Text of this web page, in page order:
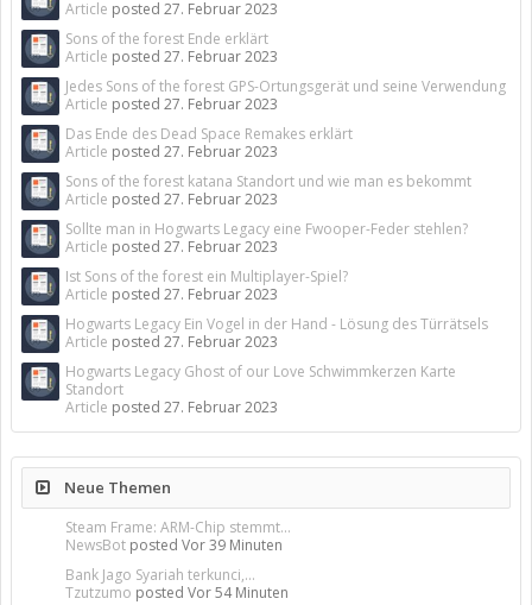
Article posted 27. Februar 2023
Sons of the forest Ende erklärt
Article posted 27. Februar 2023
Jedes Sons of the forest GPS-Ortungsgerät und seine Verwendung
Article posted 27. Februar 2023
Das Ende des Dead Space Remakes erklärt
Article posted 27. Februar 2023
Sons of the forest katana Standort und wie man es bekommt
Article posted 27. Februar 2023
Sollte man in Hogwarts Legacy eine Fwooper-Feder stehlen?
Article posted 27. Februar 2023
Ist Sons of the forest ein Multiplayer-Spiel?
Article posted 27. Februar 2023
Hogwarts Legacy Ein Vogel in der Hand - Lösung des Türrätsels
Article posted 27. Februar 2023
Hogwarts Legacy Ghost of our Love Schwimmkerzen Karte
Standort
Article posted 27. Februar 2023
Neue Themen
Steam Frame: ARM-Chip stemmt...
NewsBot posted Vor 39 Minuten
Bank Jago Syariah terkunci,...
Tzutzumo posted Vor 54 Minuten